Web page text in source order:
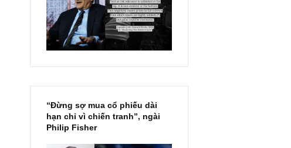
các “túi năm
Chu kỳ trong thái độ của đám
đông đối với rủi ro, Ngài
Howard Marks